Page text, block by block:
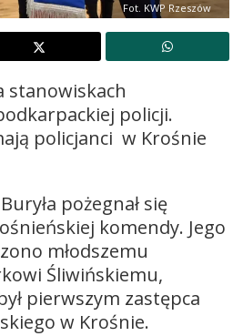
Fot. KWP Rzeszów
stanowiskach
policji.
policjanci w Krośnie
pożegnał się
komendy. Jego
młodszemu
Śliwińskiemu,
pierwszym zastępca
w Krośnie.